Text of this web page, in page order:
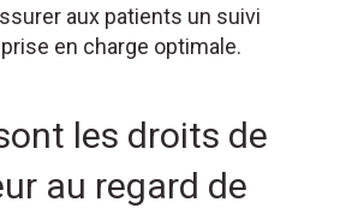
aux patients un suivi
en charge optimale.
les droits de
au regard de